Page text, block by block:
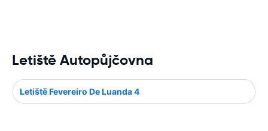
Letiště Autopůjčovna
Letiště Fevereiro De Luanda 4